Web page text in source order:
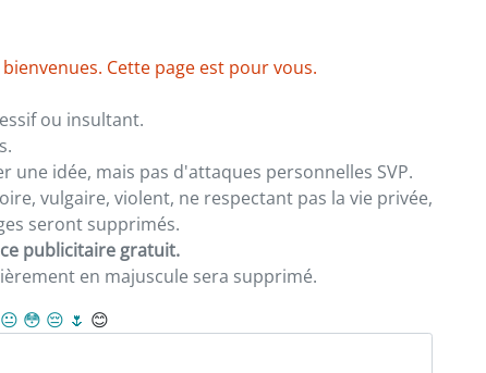
Cette page est pour vous.
ou insultant.
idée, mais pas d'attaques personnelles SVP.
vulgaire, violent, ne respectant pas la vie privée,
seront supprimés.
publicitaire gratuit.
en majuscule sera supprimé.
😐 😳 😔 🌷 😊